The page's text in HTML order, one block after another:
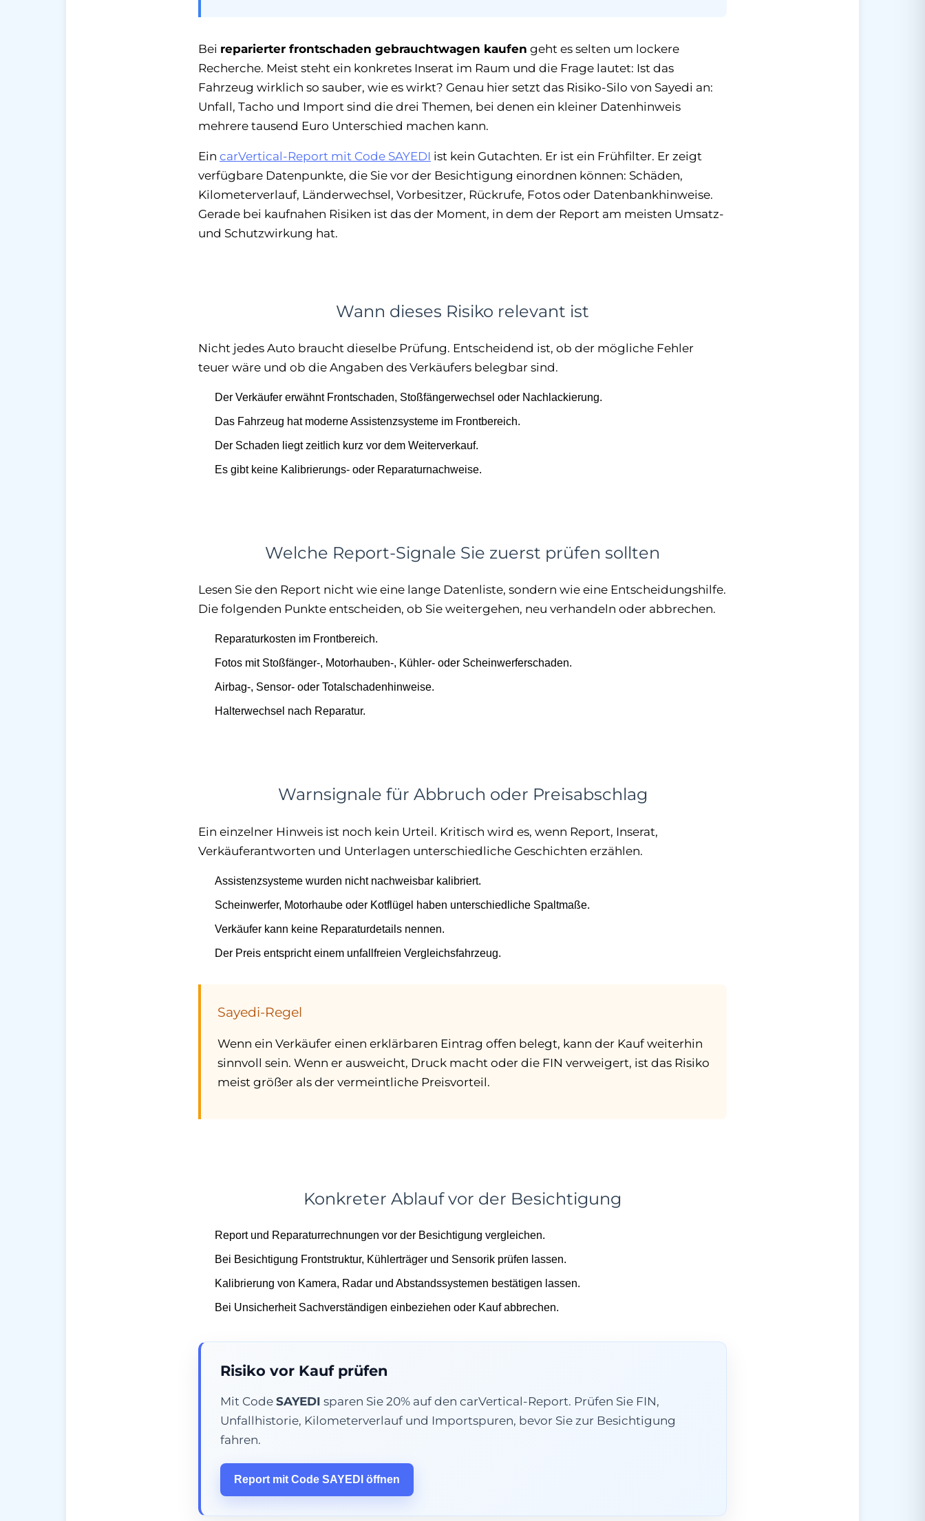
Bei reparierter frontschaden gebrauchtwagen kaufen geht es selten um lockere
Recherche. Meist steht ein konkretes Inserat im Raum und die Frage lautet: Ist das
Fahrzeug wirklich so sauber, wie es wirkt? Genau hier setzt das Risiko-Silo von Sayedi an:
Unfall, Tacho und Import sind die drei Themen, bei denen ein kleiner Datenhinweis
mehrere tausend Euro Unterschied machen kann.
Ein carVertical-Report mit Code SAYEDI ist kein Gutachten. Er ist ein Frühfilter. Er zeigt
verfügbare Datenpunkte, die Sie vor der Besichtigung einordnen können: Schäden,
Kilometerverlauf, Länderwechsel, Vorbesitzer, Rückrufe, Fotos oder Datenbankhinweise.
Gerade bei kaufnahen Risiken ist das der Moment, in dem der Report am meisten Umsatz-
und Schutzwirkung hat.
Wann dieses Risiko relevant ist
Nicht jedes Auto braucht dieselbe Prüfung. Entscheidend ist, ob der mögliche Fehler
teuer wäre und ob die Angaben des Verkäufers belegbar sind.
Der Verkäufer erwähnt Frontschaden, Stoßfängerwechsel oder Nachlackierung.
Das Fahrzeug hat moderne Assistenzsysteme im Frontbereich.
Der Schaden liegt zeitlich kurz vor dem Weiterverkauf.
Es gibt keine Kalibrierungs- oder Reparaturnachweise.
Welche Report-Signale Sie zuerst prüfen sollten
Lesen Sie den Report nicht wie eine lange Datenliste, sondern wie eine Entscheidungshilfe.
Die folgenden Punkte entscheiden, ob Sie weitergehen, neu verhandeln oder abbrechen.
Reparaturkosten im Frontbereich.
Fotos mit Stoßfänger-, Motorhauben-, Kühler- oder Scheinwerferschaden.
Airbag-, Sensor- oder Totalschadenhinweise.
Halterwechsel nach Reparatur.
Warnsignale für Abbruch oder Preisabschlag
Ein einzelner Hinweis ist noch kein Urteil. Kritisch wird es, wenn Report, Inserat,
Verkäuferantworten und Unterlagen unterschiedliche Geschichten erzählen.
Assistenzsysteme wurden nicht nachweisbar kalibriert.
Scheinwerfer, Motorhaube oder Kotflügel haben unterschiedliche Spaltmaße.
Verkäufer kann keine Reparaturdetails nennen.
Der Preis entspricht einem unfallfreien Vergleichsfahrzeug.
Sayedi-Regel
Wenn ein Verkäufer einen erklärbaren Eintrag offen belegt, kann der Kauf weiterhin
sinnvoll sein. Wenn er ausweicht, Druck macht oder die FIN verweigert, ist das Risiko
meist größer als der vermeintliche Preisvorteil.
Konkreter Ablauf vor der Besichtigung
Report und Reparaturrechnungen vor der Besichtigung vergleichen.
Bei Besichtigung Frontstruktur, Kühlerträger und Sensorik prüfen lassen.
Kalibrierung von Kamera, Radar und Abstandssystemen bestätigen lassen.
Bei Unsicherheit Sachverständigen einbeziehen oder Kauf abbrechen.
Risiko vor Kauf prüfen
Mit Code SAYEDI sparen Sie 20% auf den carVertical-Report. Prüfen Sie FIN,
Unfallhistorie, Kilometerverlauf und Importspuren, bevor Sie zur Besichtigung
fahren.
Report mit Code SAYEDI öffnen